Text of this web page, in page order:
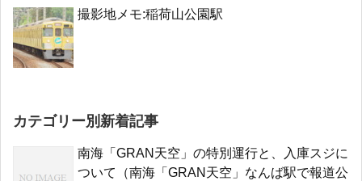
撮影地メモ:稲荷山公園駅
カテゴリー別新着記事
南海「GRAN天空」の特別運行と、入庫スジに
ついて（南海「GRAN天空」なんば駅で報道公